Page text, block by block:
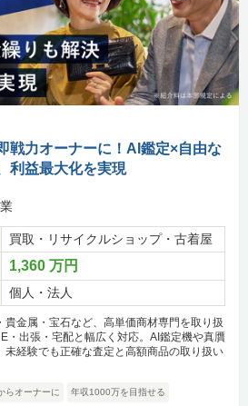
戦力オーナーに！AI鑑定×自由な
利益最大化を実現
買取・リサイクルショップ・古着屋
1,360 万円
個人・法人
貴金属・宝石など、高単価商材専門を取り扱
・出張・宅配と幅広く対応。AI鑑定機や真贋
未経験でも正確な査定と高額商品の取り扱い
らオーナーに 年収1000万を目指せる